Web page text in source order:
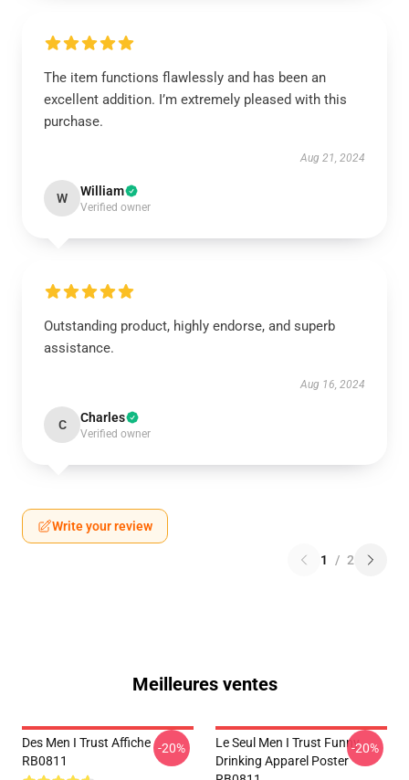
The item functions flawlessly and has been an
excellent addition. I’m extremely pleased with this
purchase.
Aug 21, 2024
W William
Verified owner
Outstanding product, highly endorse, and superb
assistance.
Aug 16, 2024
C Charles
Verified owner
Write your review
1 / 2
Meilleures ventes
Des Men I Trust Affiche
RB0811
-20%
Le Seul Men I Trust Funny
Drinking Apparel Poster
-20%